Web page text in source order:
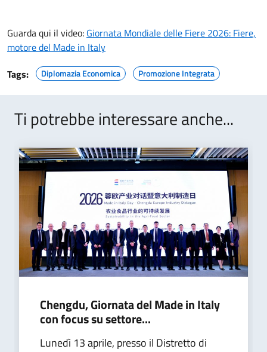
Guarda qui il video: Giornata Mondiale delle Fiere 2026: Fiere,
motore del Made in Italy
Tags:
Diplomazia Economica Promozione Integrata
Ti potrebbe interessare anche...
Chengdu, Giornata del Made in Italy
con focus su settore...
Lunedì 13 aprile, presso il Distretto di